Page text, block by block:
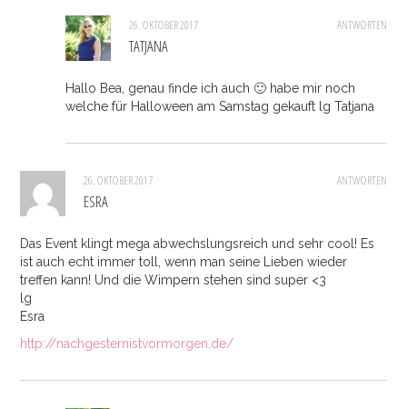
ANTWORTEN
26. OKTOBER 2017
TATJANA
Hallo Bea, genau finde ich auch 🙂 habe mir noch
welche für Halloween am Samstag gekauft lg Tatjana
ANTWORTEN
26. OKTOBER 2017
ESRA
Das Event klingt mega abwechslungsreich und sehr cool! Es
ist auch echt immer toll, wenn man seine Lieben wieder
treffen kann! Und die Wimpern stehen sind super <3
lg
Esra
http://nachgesternistvormorgen.de/